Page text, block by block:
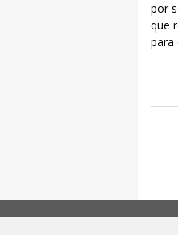
por
que
para